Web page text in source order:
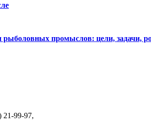
промыслов: цели, задачи,
21-99-97,